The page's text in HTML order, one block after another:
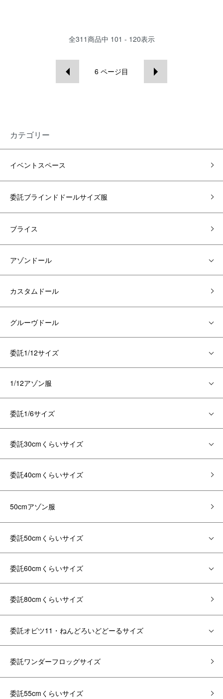
全311商品中 101 - 120表示
6 ページ目
カテゴリー
イベントスペース
委託ブラインドドールサイズ服
ブライス
アゾンドール
カスタムドール
グルーヴドール
委託1/12サイズ
1/12アゾン服
委託1/6サイズ
委託30cmくらいサイズ
委託40cmくらいサイズ
50cmアゾン服
委託50cmくらいサイズ
委託60cmくらいサイズ
委託80cmくらいサイズ
委託オビツ11・ねんどろいどどーるサイズ
委託ワンダーフロッグサイズ
委託55cmくらいサイズ